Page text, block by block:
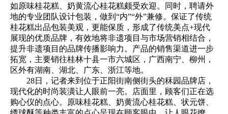
如原味桂花糕、奶黄流心桂花糕颇受欢迎。同时，聘请外
地的专业团队设计包装，做到“内”“外”兼修。保证了传统
桂花糕出品包装美观，更能保质，形成了传统美点+现代
展现的优质品牌，有效地将非遗项目与市场营销相结合，
提升非遗项目的品牌传播影响力。产品的销售渠道进一步
拓宽，主要销往桂林十县一市六城区，广西南宁、柳州，
区外有湖南、湖北、广东、浙江等地。
28日，记者来到位于正阳街南侧街头的秝园品牌店，
现代化的时尚装潢让人眼前一亮。店面里，顾客们正在选
购心仪的点心。原味桂花糕、奶黄流心桂花糕、状元饼、